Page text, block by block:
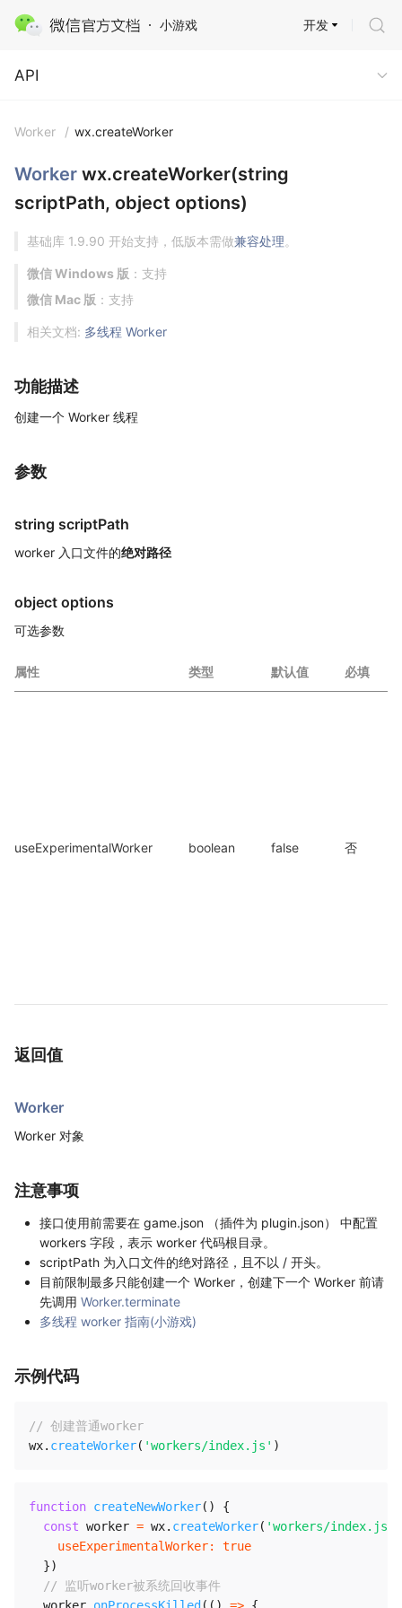
小游戏
API
开发
API
Worker / wx.createWorker
Worker wx.createWorker(string
scriptPath, object options)
基础库 1.9.90 开始支持，低版本需做兼容处理。
微信 Windows 版 ：支持
微信 Mac 版 ：支持
相关文档: 多线程 Worker
功能描述
创建一个 Worker 线程
参数
string scriptPath
worker 入口文件的绝对路径
object options
可选参数
属性 类型 默认值 必填
useExperimentalWorker boolean false 否
返回值
Worker
Worker 对象
注意事项
接口使用前需要在 game.json （插件为 plugin.json） 中配置
workers 字段，表示 worker 代码根目录。
scriptPath 为入口文件的绝对路径，且不以 / 开头。
目前限制最多只能创建一个 Worker，创建下一个 Worker 前请
先调用 Worker.terminate
多线程 worker 指南(小游戏)
示例代码
// 创建普通worker
wx. createWorker( 'workers/index.js' )
function createNewWorker( )
{
const worker = wx. createWorker( 'workers/index.js'
useExperimentalWorker:
true
})
// 监听worker被系统回收事件